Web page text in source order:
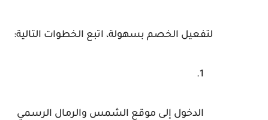
لتفعيل الخصم بسهولة، اتبع الخطوات التالية:
الدخول إلى موقع الشمس والرمال الرسمي